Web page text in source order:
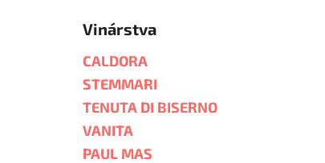
Vinárstva
CALDORA
STEMMARI
TENUTA DI BISERNO
VANITA
PAUL MAS